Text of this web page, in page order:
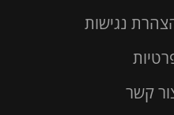
נגישות
קשר